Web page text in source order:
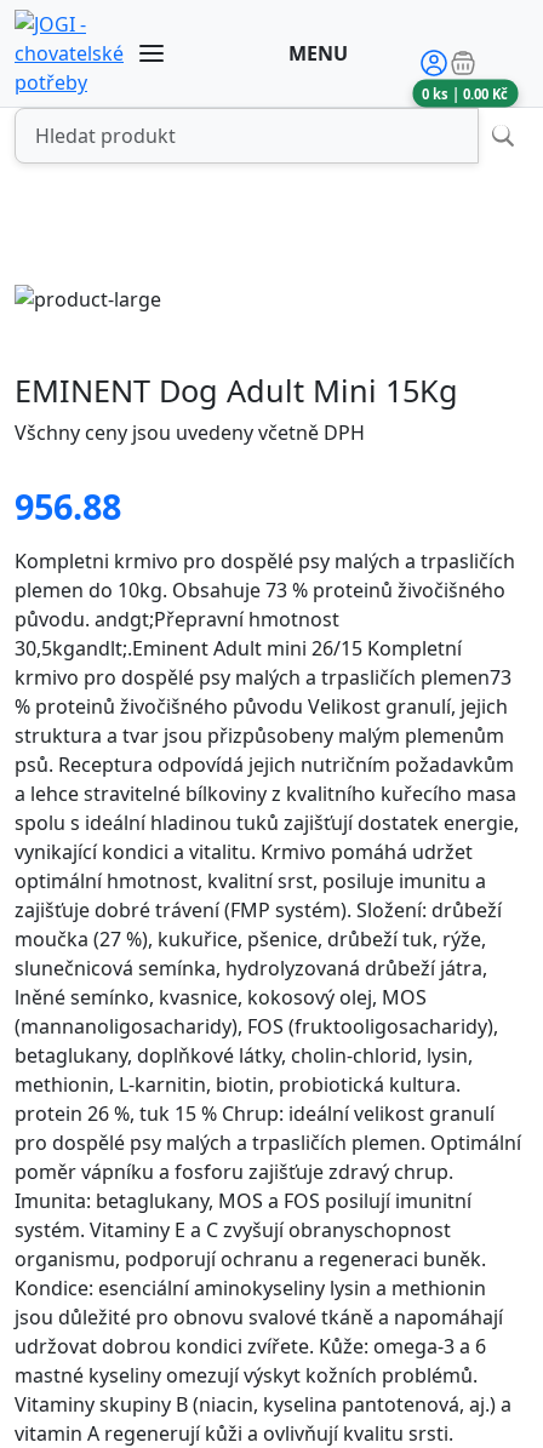
MENU
0 ks |0.00 Kč
EMINENT Dog Adult Mini 15Kg
Všchny ceny jsou uvedeny včetně DPH
956.88
Kompletni krmivo pro dospělé psy malých a trpasličích
plemen do 10kg. Obsahuje 73 % proteinů živočišného
původu. andgt;Přepravní hmotnost
30,5kgandlt;.Eminent Adult mini 26/15 Kompletní
krmivo pro dospělé psy malých a trpasličích plemen73
% proteinů živočišného původu Velikost granulí, jejich
struktura a tvar jsou přizpůsobeny malým plemenům
psů. Receptura odpovídá jejich nutričním požadavkům
a lehce stravitelné bílkoviny z kvalitního kuřecího masa
spolu s ideální hladinou tuků zajišťují dostatek energie,
vynikající kondici a vitalitu. Krmivo pomáhá udržet
optimální hmotnost, kvalitní srst, posiluje imunitu a
zajišťuje dobré trávení (FMP systém). Složení: drůbeží
moučka (27 %), kukuřice, pšenice, drůbeží tuk, rýže,
slunečnicová semínka, hydrolyzovaná drůbeží játra,
lněné semínko, kvasnice, kokosový olej, MOS
(mannanoligosacharidy), FOS (fruktooligosacharidy),
betaglukany, doplňkové látky, cholin-chlorid, lysin,
methionin, L-karnitin, biotin, probiotická kultura.
protein 26 %, tuk 15 % Chrup: ideální velikost granulí
pro dospělé psy malých a trpasličích plemen. Optimální
poměr vápníku a fosforu zajišťuje zdravý chrup.
Imunita: betaglukany, MOS a FOS posilují imunitní
systém. Vitaminy E a C zvyšují obranyschopnost
organismu, podporují ochranu a regeneraci buněk.
Kondice: esenciální aminokyseliny lysin a methionin
jsou důležité pro obnovu svalové tkáně a napomáhají
udržovat dobrou kondici zvířete. Kůže: omega-3 a 6
mastné kyseliny omezují výskyt kožních problémů.
Vitaminy skupiny B (niacin, kyselina pantotenová, aj.) a
vitamin A regenerují kůži a ovlivňují kvalitu srsti.